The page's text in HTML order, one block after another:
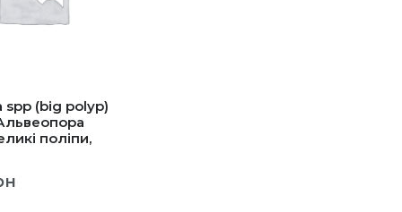
spp (big polyp)
поліпи,